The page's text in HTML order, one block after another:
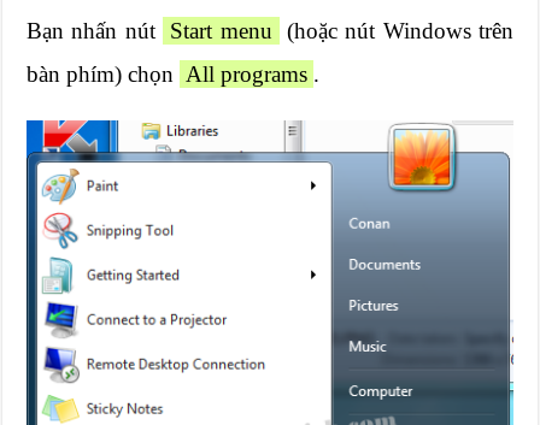
Bạn nhấn nút Start menu
(hoặc nút Windows trên
bàn phím) chọn All programs .